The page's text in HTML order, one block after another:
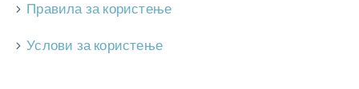
Правила за користење
Услови за користење